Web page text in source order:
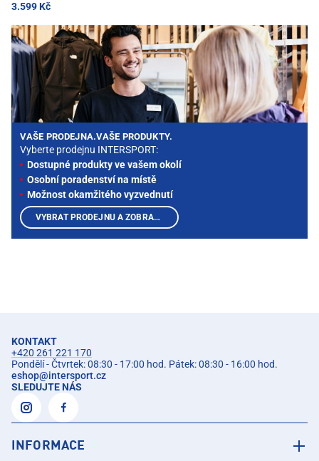
3.599 Kč
VAŠE PRODEJNA.VAŠE PRODUKTY.
Vyberte prodejnu INTERSPORT:
Dostupné produkty ve vašem okolí
Osobní poradenství na místě
Možnost okamžitého vyzvednutí
VYBRAT PRODEJNU A ZOBRAZIT PRODUKTY
KONTAKT
+420 261 221 170
Pondělí - Čtvrtek: 08:30 - 17:00 hod. Pátek: 08:30 - 16:00 hod.
eshop@intersport.cz
SLEDUJTE NÁS
INFORMACE